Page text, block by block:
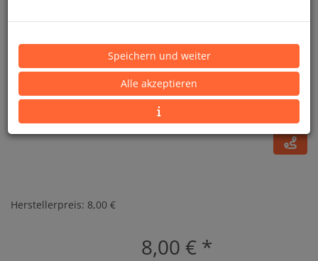
ScubaPro Flashy LED - einzeln #
Artikelnr.: scu-30101250EE
Herstellerpreis: 8,00 €
8,00 € *
Speichern und weiter
Alle akzeptieren